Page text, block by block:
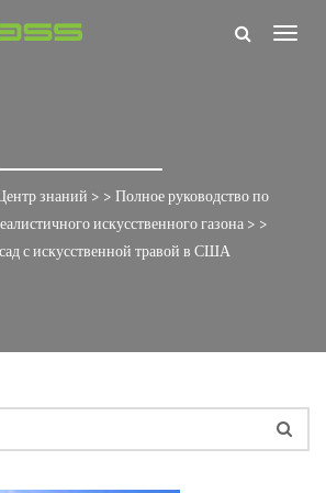
знаний > > Полное руководство по
искусственного газона > >
с искусственной травой в США